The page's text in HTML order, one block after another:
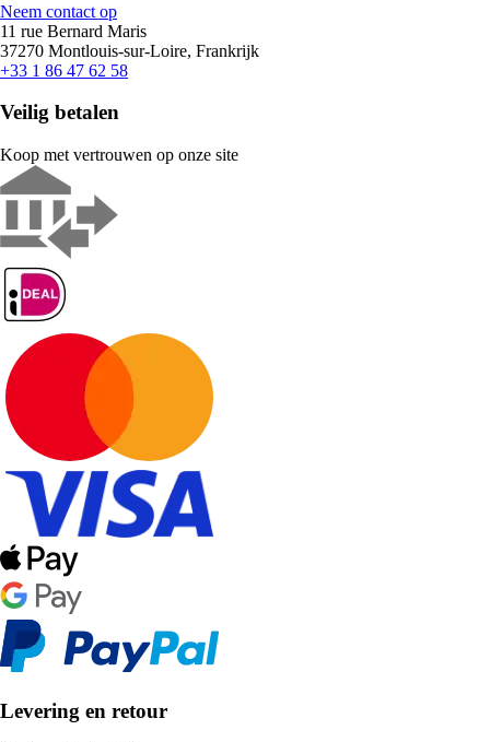
Neem contact op
11 rue Bernard Maris
37270 Montlouis-sur-Loire, Frankrijk
+33 1 86 47 62 58
Veilig betalen
Koop met vertrouwen op onze site
Levering en retour